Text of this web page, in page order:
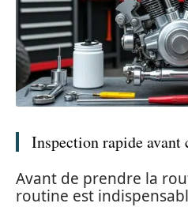
Inspection rapide avant
Avant de prendre la
routine est